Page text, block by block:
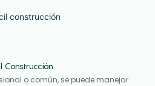
Construcción
o común, se puede manejar